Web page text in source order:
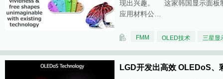
现出兴趣。 这家韩国显示面板
应用材料公…
FMM OLED技术 三星显
LGD开发出高效 OLEDoS、